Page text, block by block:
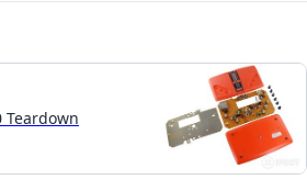
Teardown